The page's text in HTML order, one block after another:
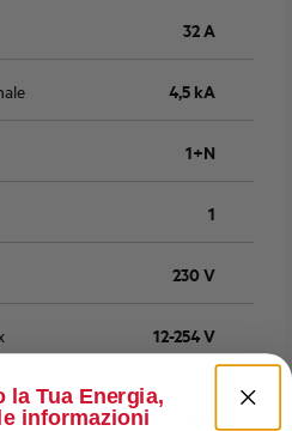
32 A
4,5 kA
1+N
1
230 V
12-254 V
la Tua Energia,
informazioni